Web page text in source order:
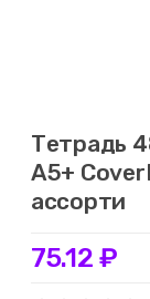
Тетрадь
А5+
ассорти
75.12 ₽